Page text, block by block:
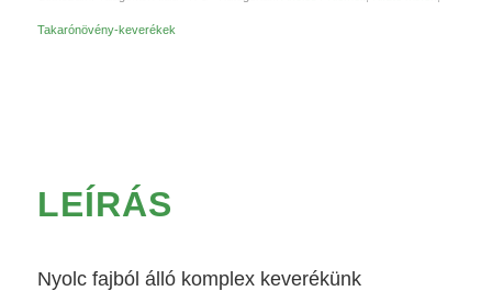
Takarónövény-keverékek
LEÍRÁS
Nyolc fajból álló komplex keverékünk